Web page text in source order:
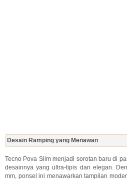
Desain Ramping yang Menawan
Tecno Pova Slim menjadi sorotan baru di
desainnya yang ultra-tipis dan elegan.
mm, ponsel ini menawarkan tampilan